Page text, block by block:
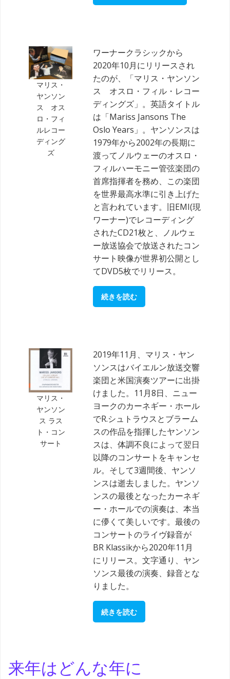
マリス・
ヤンソン
ス オス
ロ・フィ
ルレコー
ディング
ズ
ワーナークラシックから
2020年10月にリリースされ
たのが、「マリス・ヤンソン
ス オスロ・フィル・レコー
ディングズ」。英語タイトル
は「Mariss Jansons The
Oslo Years」。ヤンソンスは
1979年から2002年の長期に
渡ってノルウェーのオスロ・
フィルハーモニー管弦楽団の
首席指揮者を務め、この楽団
を世界最高水準に引き上げた
と言われています。旧EMI(現
ワーナー)でレコーディング
されたCD21枚と、ノルウェ
ー放送協会で放送されたコン
サート映像が世界初公開とし
てDVD5枚でリリース。
続きを読む
マリス・
ヤンソン
ス ラス
ト・コン
サート
2019年11月、マリス・ヤン
ソンスはバイエルン放送交響
楽団と米国演奏ツアーに出掛
けました。11月8日、ニュー
ヨークのカーネギー・ホール
でR.シュトラウスとブラーム
スの作品を指揮したヤンソン
スは、体調不良によって翌日
以降のコンサートをキャンセ
ル。そして3週間後、ヤンソ
ンスは逝去しました。ヤンソ
ンスの最後となったカーネギ
ー・ホールでの演奏は、本当
に儚くて美しいです。最後の
コンサートのライヴ録音が
BR Klassikから2020年11月
にリリース。文字通り、ヤン
ソンス最後の演奏、録音とな
りました。
続きを読む
来年はどんな年に